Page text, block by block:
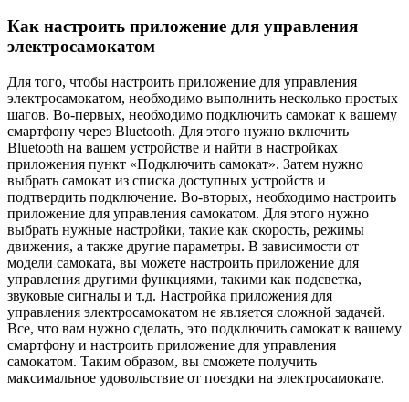
Как настроить приложение для управления
электросамокатом
Для того, чтобы настроить приложение для управления
электросамокатом, необходимо выполнить несколько простых
шагов. Во-первых, необходимо подключить самокат к вашему
смартфону через Bluetooth. Для этого нужно включить
Bluetooth на вашем устройстве и найти в настройках
приложения пункт «Подключить самокат». Затем нужно
выбрать самокат из списка доступных устройств и
подтвердить подключение. Во-вторых, необходимо настроить
приложение для управления самокатом. Для этого нужно
выбрать нужные настройки, такие как скорость, режимы
движения, а также другие параметры. В зависимости от
модели самоката, вы можете настроить приложение для
управления другими функциями, такими как подсветка,
звуковые сигналы и т.д. Настройка приложения для
управления электросамокатом не является сложной задачей.
Все, что вам нужно сделать, это подключить самокат к вашему
смартфону и настроить приложение для управления
самокатом. Таким образом, вы сможете получить
максимальное удовольствие от поездки на электросамокате.